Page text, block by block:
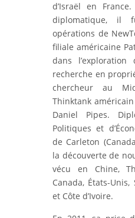
d’Israël en
diplomatique, il
opérations de
filiale américaine
dans
recherche en
chercheur au
Thinktank
Daniel Pipes.
Politiques et
de Carleton
la découverte de
vécu en Chine,
Canada, États-Unis,
et Côte d’Ivoire.